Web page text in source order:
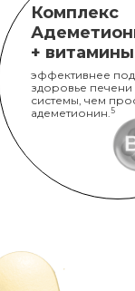
Комплекс
+
эффективнее
здоровье печени
системы, чем
адеметионин. 5